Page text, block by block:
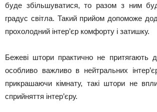
буде збільшуватися, то разом з ним
градус світла. Такий прийом допоможе
прохолодний інтер’єр комфорту і затишку.
Бежеві штори практично не притягають
особливо важливо в нейтральних
прикрашаючи кімнату, такі штори не
сприйняття інтер’єру.